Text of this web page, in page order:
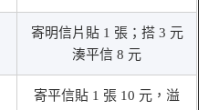
寄明信片貼 1 張；搭 3 元
湊平信 8 元
寄平信貼 1 張 10 元，溢